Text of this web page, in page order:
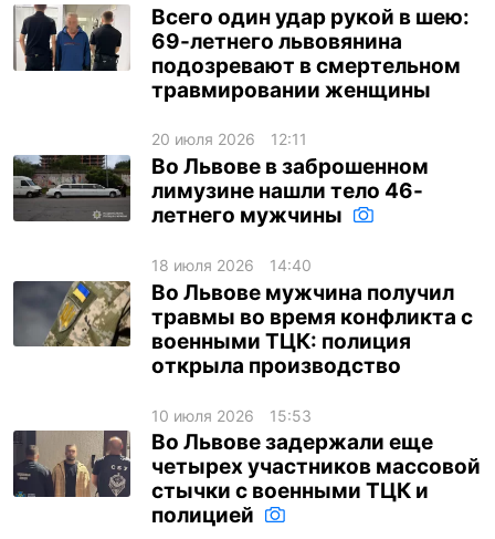
Всего один удар рукой в шею:
69-летнего львовянина
подозревают в смертельном
травмировании женщины
20 июля 2026 12:11
Во Львове в заброшенном
лимузине нашли тело 46-
летнего мужчины
18 июля 2026 14:40
Во Львове мужчина получил
травмы во время конфликта с
военными ТЦК: полиция
открыла производство
10 июля 2026 15:53
Во Львове задержали еще
четырех участников массовой
стычки с военными ТЦК и
полицией